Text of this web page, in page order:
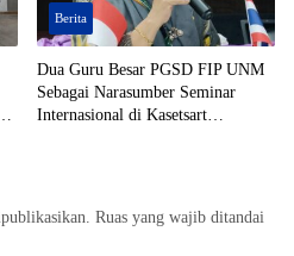
Berita
Dua Guru Besar PGSD FIP UNM
Sebagai Narasumber Seminar
Internasional di Kasetsart
Ruas yang wajib ditandai